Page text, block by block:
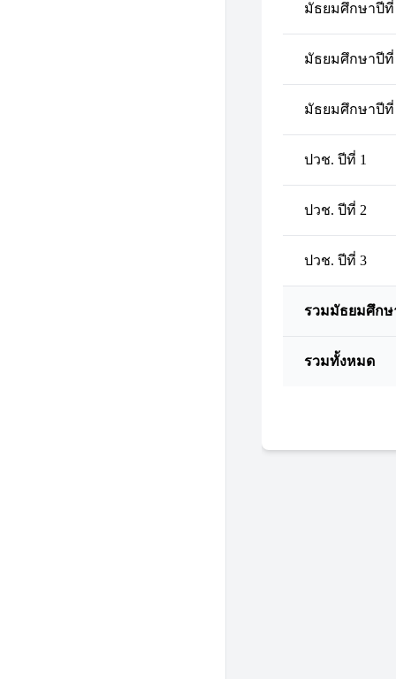
มัธยมศึกษาปีที่
มัธยมศึกษาปีที่
มัธยมศึกษาปีที่
ปวช. ปีที่ 1
ปวช. ปีที่ 2
ปวช. ปีที่ 3
รวมมัธยมศึกษ
รวมทั้งหมด